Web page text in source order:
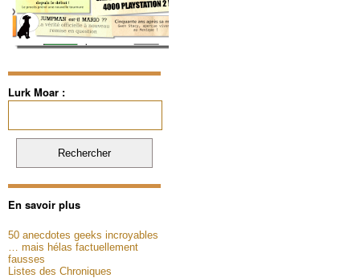
Lurk Moar :
En savoir plus
50 anecdotes geeks incroyables
… mais hélas factuellement
fausses
Listes des Chroniques